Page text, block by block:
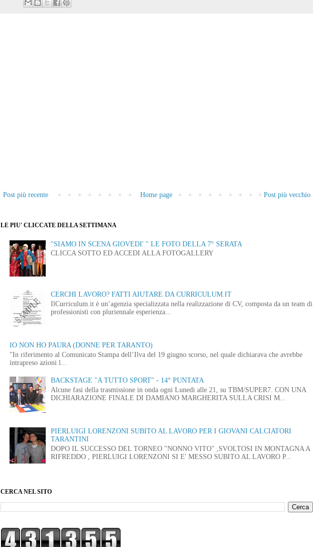
Post più recente Post più vecchio
Home page
LE PIU' CLICCATE DELLA SETTIMANA
"SIAMO IN SCENA GIOVEDI' " LE FOTO DELLA 7° SERATA
CLICCA SOTTO ED ACCEDI ALLA FOTOGALLERY
CERCHI LAVORO? FATTI AIUTARE DA CURRICULUM.IT
IlCurriculum.it è un’agenzia specializzata nella realizzazione di CV, composta da un team di
professionisti con pluriennale esperienza...
IO NON HO PAURA (DONNE PER TARANTO)
"In riferimento al Comunicato Stampa dell’Ilva del 19 giugno scorso, nel quale dichiarava che avrebbe
intrapreso azioni l...
BACKSTAGE "A TUTTO SPORT" - 14° PUNTATA
Alcune fasi della trasmissione in onda ogni Lunedi alle 21, su TBM/SUPER7. CON UNA
DICHIARAZIONE FINALE DI DAMIANO MARGHERITA SULLA CRISI M...
PIERLUIGI LORENZONI SUBITO AL LAVORO PER I GIOVANI CALCIATORI
TARANTINI
DOPO IL SUCCESSO DEL TORNEO "NONNO VITO" ,SVOLTOSI IN MONTAGNA A
RIFREDDO , PIERLUIGI LORENZONI SI E' MESSO SUBITO AL LAVORO P...
CERCA NEL SITO